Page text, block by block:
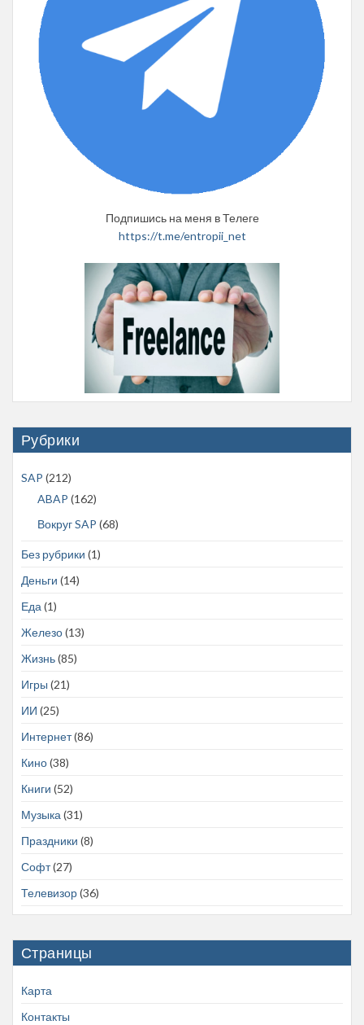
Подпишись на меня в Телеге
https://t.me/entropii_net
Рубрики
SAP (212)
ABAP (162)
Вокруг SAP (68)
Без рубрики (1)
Деньги (14)
Еда(1)
Железо(13)
Жизнь(85)
Игры (21)
ИИ (25)
Интернет(86)
Кино(38)
Книги (52)
Музыка(31)
Праздники (8)
Софт(27)
Телевизор(36)
Страницы
Карта
Контакты